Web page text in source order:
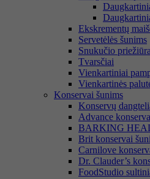
Ekskrementų
Servetėlės šunims
Snukučio priežiūra
Tvarsčiai
Vienkartiniai
Vienkartinės
Konservai šunims
Konservų
Advance
BARKING
Brit konservai
Carnilove
Dr. Clauder’s
FoodStudio